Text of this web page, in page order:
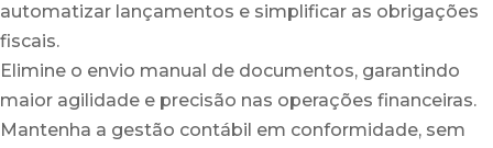
automatizar lançamentos e simplificar as obrigações
fiscais.
Elimine o envio manual de documentos, garantindo
maior agilidade e precisão nas operações financeiras.
Mantenha a gestão contábil em conformidade, sem